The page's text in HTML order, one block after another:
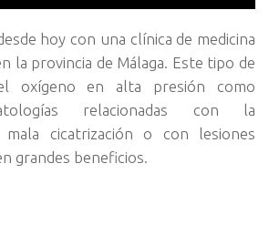
hoy con una clínica de medicina
la provincia de Málaga. Este tipo de
oxígeno en alta presión como
relacionadas con la
mala cicatrización o con lesiones
grandes beneficios.